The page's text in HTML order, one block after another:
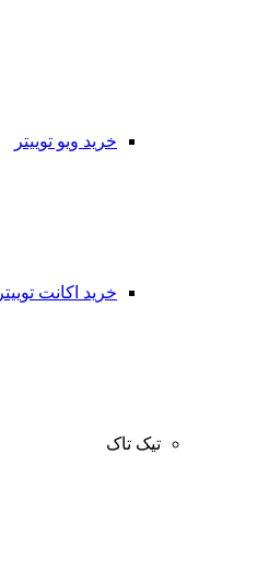
خرید ویو توییتر
خرید اکانت توییتر
تیک تاک